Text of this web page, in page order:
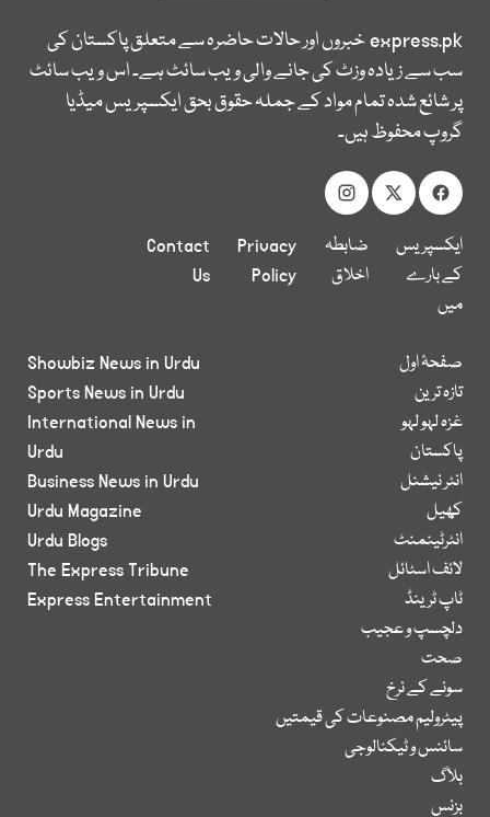
express.pkخبروں اور حالات حاضرہ سے متعلق پاکستان کی
سب سے زیادہ وزٹ کی جانے والی ویب سائٹ ہے۔ اس ویب سائٹ
پر شائع شدہ تمام مواد کے جملہ حقوق بحق ایکسپریس میڈیا
گروپ محفوظ ہیں۔
ایکسپریس
کے بارے
میں
ضابطہ
اخلاق
Privacy
Policy
Contact
Us
صفحۂ اول
تازہ ترین
غزہ لہو لہو
پاکستان
انٹر نیشنل
کھیل
انٹرٹینمنٹ
لائف اسٹائل
ٹاپ ٹرینڈ
دلچسپ و عجیب
صحت
سونے کے نرخ
پیٹرولیم مصنوعات کی قیمتیں
سائنس و ٹیکنالوجی
بلاگ
بزنس
Showbiz News in Urdu
Sports News in Urdu
International News in
Urdu
Business News in Urdu
Urdu Magazine
Urdu Blogs
The Express Tribune
Express Entertainment